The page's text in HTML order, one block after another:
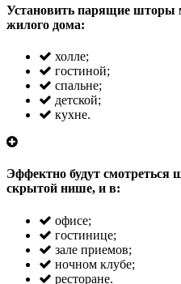
Установить парящие шторы
жилого дома:
холле;
гостиной;
спальне;
детской;
кухне.
Эффектно будут
скрытой нише, и в:
офисе;
гостинице;
зале приемов;
ночном клубе;
ресторане.